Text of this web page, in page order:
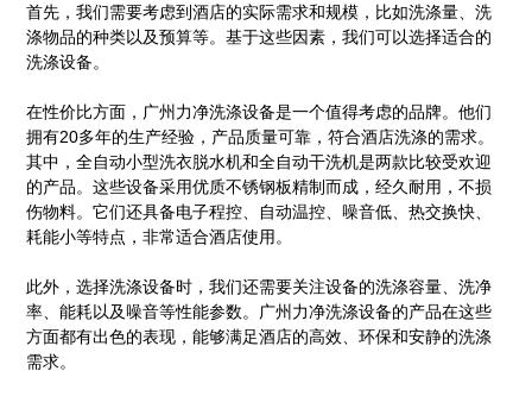
首先，我们需要考虑到酒店的实际需求和规模，比如洗涤量、洗
涤物品的种类以及预算等。基于这些因素，我们可以选择适合的
洗涤设备。
在性价比方面，广州力净洗涤设备是一个值得考虑的品牌。他们
拥有20多年的生产经验，产品质量可靠，符合酒店洗涤的需求。
其中，全自动小型洗衣脱水机和全自动干洗机是两款比较受欢迎
的产品。这些设备采用优质不锈钢板精制而成，经久耐用，不损
伤物料。它们还具备电子程控、自动温控、噪音低、热交换快、
耗能小等特点，非常适合酒店使用。
此外，选择洗涤设备时，我们还需要关注设备的洗涤容量、洗净
率、能耗以及噪音等性能参数。广州力净洗涤设备的产品在这些
方面都有出色的表现，能够满足酒店的高效、环保和安静的洗涤
需求。